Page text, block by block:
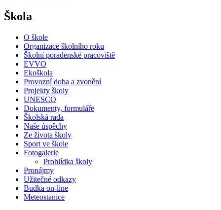
Škola
O škole
Organizace školního roku
Školní poradenské pracoviště
EVVO
Ekoškola
Provozní doba a zvonění
Projekty školy
UNESCO
Dokumenty, formuláře
Školská rada
Naše úspěchy
Ze života školy
Sport ve škole
Fotogalerie
Prohlídka školy
Pronájmy
Užitečné odkazy
Budka on-line
Meteostanice